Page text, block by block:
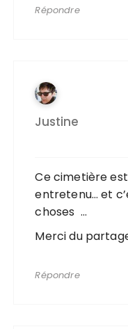
Répondre
Justine
Ce cimetière
entretenu… et
choses …
Merci du
Répondre